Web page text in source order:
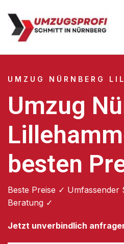
UMZUG NÜRNBERG
Umzug
besten
Beste Preise ✓
Beratung ✓
Jetzt unverbindlich